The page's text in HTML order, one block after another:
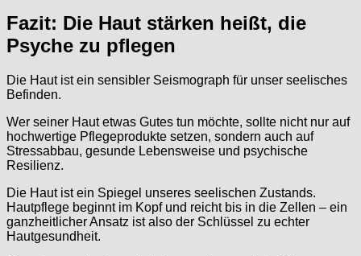
Fazit: Die Haut stärken heißt, die
Psyche zu pflegen
Die Haut ist ein sensibler Seismograph für unser seelisches
Befinden.
Wer seiner Haut etwas Gutes tun möchte, sollte nicht nur auf
hochwertige Pflegeprodukte setzen, sondern auch auf
Stressabbau, gesunde Lebensweise und psychische
Resilienz.
Die Haut ist ein Spiegel unseres seelischen Zustands.
Hautpflege beginnt im Kopf und reicht bis in die Zellen – ein
ganzheitlicher Ansatz ist also der Schlüssel zu echter
Hautgesundheit.